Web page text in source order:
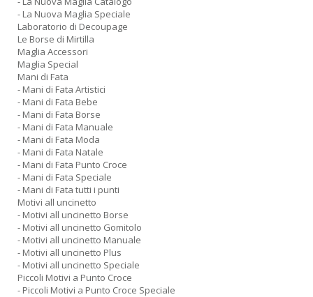
- La Nuova Maglia Speciale
Laboratorio di Decoupage
Le Borse di Mirtilla
Maglia Accessori
Maglia Special
Mani di Fata
- Mani di Fata Artistici
- Mani di Fata Bebe
- Mani di Fata Borse
- Mani di Fata Manuale
- Mani di Fata Moda
- Mani di Fata Natale
- Mani di Fata Punto Croce
- Mani di Fata Speciale
- Mani di Fata tutti i punti
Motivi all uncinetto
- Motivi all uncinetto Borse
- Motivi all uncinetto Gomitolo
- Motivi all uncinetto Manuale
- Motivi all uncinetto Plus
- Motivi all uncinetto Speciale
Piccoli Motivi a Punto Croce
- Piccoli Motivi a Punto Croce Speciale